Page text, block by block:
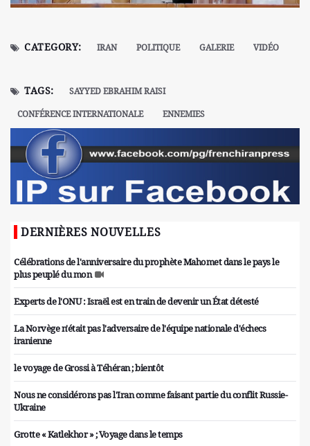
CATEGORY: IRAN POLITIQUE GALERIE VIDÉO
TAGS:
SAYYED EBRAHIM RAISI
CONFÉRENCE INTERNATIONALE
ENNEMIES
DERNIÈRES NOUVELLES
Célébrations de l'anniversaire du prophète Mahomet dans le pays le
plus peuplé du mon
Experts de l'ONU : Israël est en train de devenir un État détesté
La Norvège n'était pas l'adversaire de l'équipe nationale d'échecs
iranienne
le voyage de Grossi à Téhéran ; bientôt
Nous ne considérons pas l'Iran comme faisant partie du conflit Russie-
Ukraine
Grotte « Katlekhor » ; Voyage dans le temps